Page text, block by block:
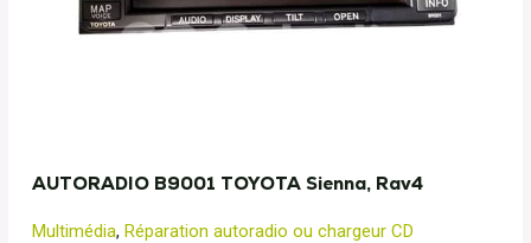
AUTORADIO B9001 TOYOTA Sienna, Rav4
Multimédia, Réparation autoradio ou chargeur CD